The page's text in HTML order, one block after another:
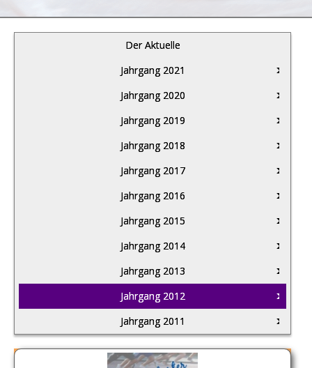
Der Aktuelle
Jahrgang 2021
Jahrgang 2020
Jahrgang 2019
Jahrgang 2018
Jahrgang 2017
Jahrgang 2016
Jahrgang 2015
Jahrgang 2014
Jahrgang 2013
Jahrgang 2012
Jahrgang 2011